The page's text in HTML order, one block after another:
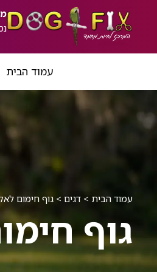
עמוד הבית
עמוד הבית >דגים >גוף חימום
גוף